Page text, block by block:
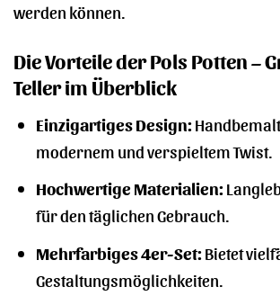
werden können.
Die Vorteile der Pols Potten –
Teller im Überblick
Einzigartiges Design:
modernem und verspieltem Twist.
Hochwertige Materialien:
für den täglichen Gebrauch.
Mehrfarbiges 4er-Set:Bietet
Gestaltungsmöglichkeiten.